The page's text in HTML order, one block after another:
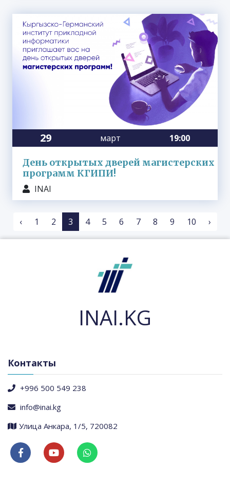
29 март 19:00
День открытых дверей магистерских
программ КГИПИ!
INAI
‹ 1 2 3 4 5 6 7 8 9 10 ›
INAI.KG
Контакты
+996 500 549 238
info@inai.kg
​Улица Анкара, 1/5, 720082